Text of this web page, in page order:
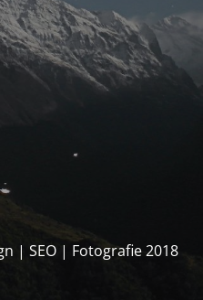
| SEO | Fotografie 2018